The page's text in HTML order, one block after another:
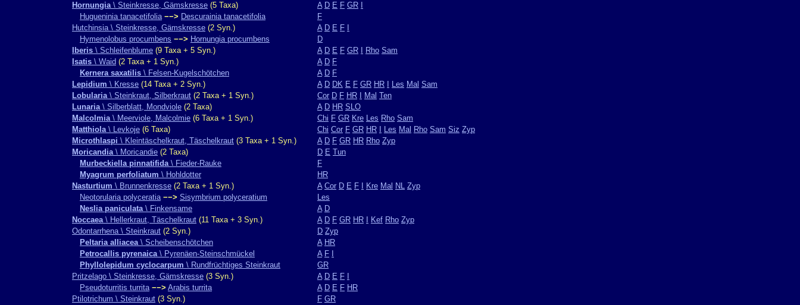
Hornungia\ Steinkresse, Gämskresse (5 Taxa) A D E F GR
Hugueninia tanacetifolia −−> Descurainia tanacetifolia
F
Hutchinsia \ Steinkresse, Gämskresse (2 Syn.) A D E F
Hymenolobus procumbens −−> Hornungia procumbens
D
Iberis \ Schleifenblume (9 Taxa + 5 Syn.) A D E F GR Rho Sam
Isatis \ Waid (2 Taxa + 1 Syn.) A D F
Kernera saxatilis \ Felsen-Kugelschötchen A D F
Lepidium \ Kresse (14 Taxa + 2 Syn.) A D DK E F GR HR Les Mal Sam
Lobularia\ Steinkraut, Silberkraut (2 Taxa + 1 Syn.) Cor D F HR Mal Ten
Lunaria\ Silberblatt, Mondviole (2 Taxa) A D HR SLO
Malcolmia\ Meerviole, Malcolmie (6 Taxa + 1 Syn.) Chi F GR Kre Les Rho Sam
Matthiola\ Levkoje (6 Taxa) Chi Cor F GR HR Les Mal Rho Sam Siz Zyp
Microthlaspi \ Kleintäschelkraut, Täschelkraut (3 Taxa + 1 Syn.) A D F GR HR Rho Zyp
Moricandia\ Moricandie (2 Taxa) D E Tun
Murbeckiella pinnatifida\ Fieder-Rauke
F
Myagrum perfoliatum \ Hohldotter
HR
Nasturtium \ Brunnenkresse (2 Taxa + 1 Syn.) A Cor D E F Kre Mal NL Zyp
Neotorularia polyceratia −−> Sisymbrium polyceratium
Les
Neslia paniculata\ Finkensame A D
Noccaea\ Hellerkraut, Täschelkraut (11 Taxa + 3 Syn.) A D F GR HR Kef Rho Zyp
Odontarrhena \ Steinkraut (2 Syn.) D Zyp
Peltaria alliacea\ Scheibenschötchen A HR
Petrocallis pyrenaica\ Pyrenäen-Steinschmückel A F
Phyllolepidum cyclocarpum \ Rundfrüchtiges Steinkraut
GR
Pritzelago \ Steinkresse, Gämskresse (3 Syn.) A D E F
Pseudoturritis turrita −−> Arabis turrita A D E F HR
Ptilotrichum \ Steinkraut (3 Syn.) F GR